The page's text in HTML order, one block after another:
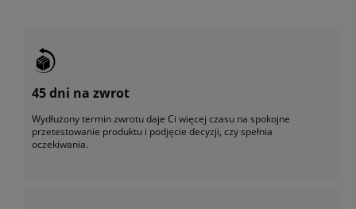
45 dni na zwrot
Wydłużony termin zwrotu daje Ci więcej czasu na spokojne
przetestowanie produktu i podjęcie decyzji, czy spełnia
oczekiwania.